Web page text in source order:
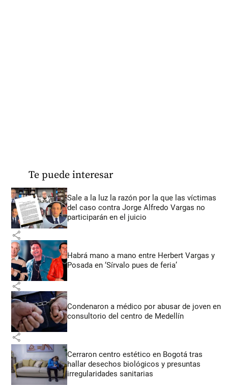
Te puede interesar
Sale a la luz la razón por la que las víctimas
del caso contra Jorge Alfredo Vargas no
participarán en el juicio
share
Habrá mano a mano entre Herbert Vargas y
Posada en ‘Sírvalo pues de feria’
share
Condenaron a médico por abusar de joven en
consultorio del centro de Medellín
share
Cerraron centro estético en Bogotá tras
hallar desechos biológicos y presuntas
irregularidades sanitarias